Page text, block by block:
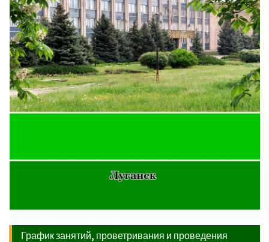
График занятий, проветривания и проведения